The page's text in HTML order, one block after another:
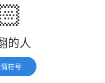
的人
符号